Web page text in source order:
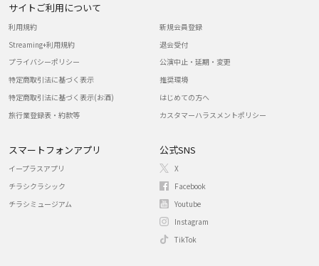
サイトご利用について
利用規約
Streaming+利用規約
プライバシーポリシー
特定商取引法に基づく表示
特定商取引法に基づく表示(お酒)
旅行業登録表・約款等
新規会員登録
退会受付
公演中止・延期・変更
推奨環境
はじめての方へ
カスタマーハラスメントポリシー
スマートフォンアプリ
イープラスアプリ
チラシクラシック
チラシミュージアム
公式SNS
X
Facebook
Youtube
Instagram
TikTok